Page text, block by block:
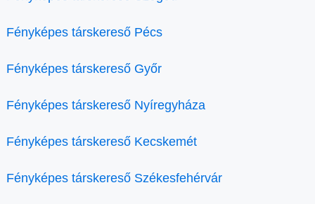
Fényképes társkereső Pécs
Fényképes társkereső Győr
Fényképes társkereső Nyíregyháza
Fényképes társkereső Kecskemét
Fényképes társkereső Székesfehérvár